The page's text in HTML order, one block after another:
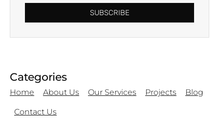
SUBSCRIBE
Categories
Home About Us Our Services Projects Blog
Contact Us